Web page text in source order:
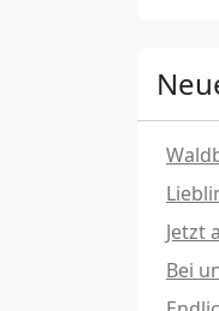
Jetzt
Bei